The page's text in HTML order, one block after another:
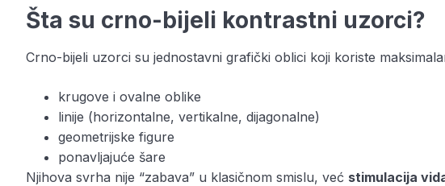
Šta su crno-bijeli kontrastni uzorci?
Crno-bijeli uzorci su jednostavni grafički oblici koji koriste
krugove i ovalne oblike
linije (horizontalne, vertikalne, dijagonalne)
geometrijske figure
ponavljajuće šare
Njihova svrha nije “zabava” u klasičnom smislu, već stimulacija